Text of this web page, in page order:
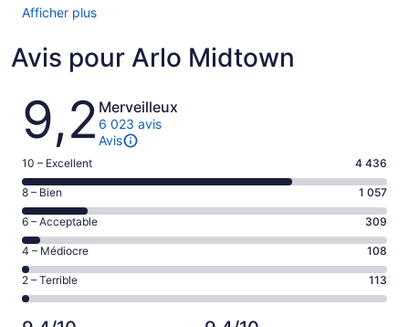
Afficher plus
Avis pour Arlo Midtown
Avis
9,2 Merveilleux
6 023 avis
Avis
Note
de 10
–
Excellent,
d’après
4436 avis
sur 6023.
10 – Excellent 4 436
Note
de 8
–
Bien,
d’après
1057 avis
sur 6023.
8 – Bien 1 057
Note
de 6
–
Acceptable,
d’après
6 – Acceptable 309
Note
de 4
–
Médiocre,
4 – Médiocre 108
Note
de 2
–
2 – Terrible 113